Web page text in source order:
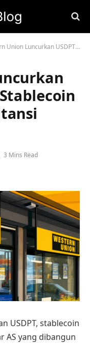
USDPT di Solana, Stablecoin Masuk Jalur Remitansi Global
3 Mins Read
USDPT, stablecoin
AS yang dibangun